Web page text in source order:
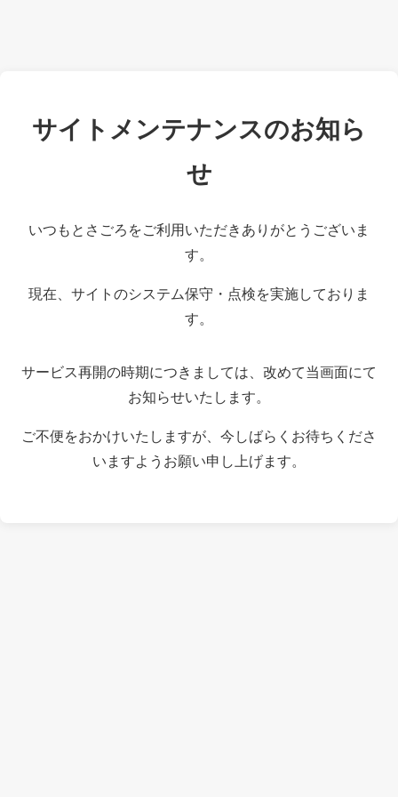
サイトメンテナンスのお知ら
せ
いつもとさごろをご利用いただきありがとうございま
す。
現在、サイトのシステム保守・点検を実施しておりま
す。
サービス再開の時期につきましては、改めて当画面にて
お知らせいたします。
ご不便をおかけいたしますが、今しばらくお待ちくださ
いますようお願い申し上げます。